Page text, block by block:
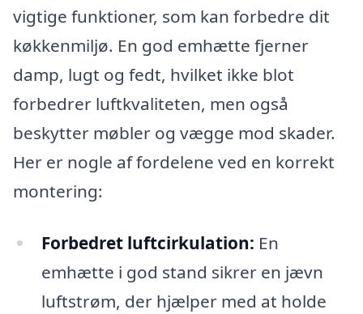
vigtige funktioner, som kan forbedre dit
køkkenmiljø. En god emhætte fjerner
damp, lugt og fedt, hvilket ikke blot
forbedrer luftkvaliteten, men også
beskytter møbler og vægge mod skader.
Her er nogle af fordelene ved en korrekt
montering:
Forbedret luftcirkulation: En
emhætte i god stand sikrer en jævn
luftstrøm, der hjælper med at holde